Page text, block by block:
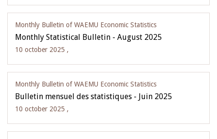
Monthly Bulletin of WAEMU Economic Statistics
Monthly Statistical Bulletin - August 2025
10 october 2025 ,
Monthly Bulletin of WAEMU Economic Statistics
Bulletin mensuel des statistiques - Juin 2025
10 october 2025 ,